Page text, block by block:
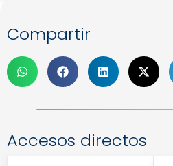
Compartir
Accesos directos